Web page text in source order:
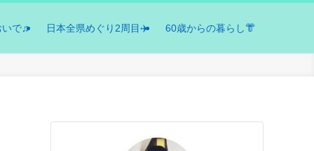
いで♫ 日本全県めぐり2周目✈️ 60歳からの暮らし👘